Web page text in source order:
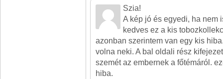
Szia!
A kép jó és egyedi, ha nem
kedves ez a kis
azonban szerintem van egy kis
volna neki. A bal oldali rész
szemét az embernek a főtémáról.
hiba.